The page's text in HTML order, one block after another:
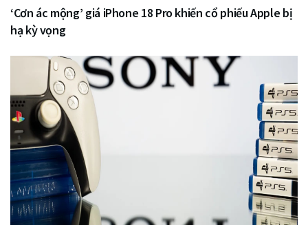
‘Cơn ác mộng’ giá iPhone 18 Pro khiến cổ phiếu Apple bị
hạ kỳ vọng